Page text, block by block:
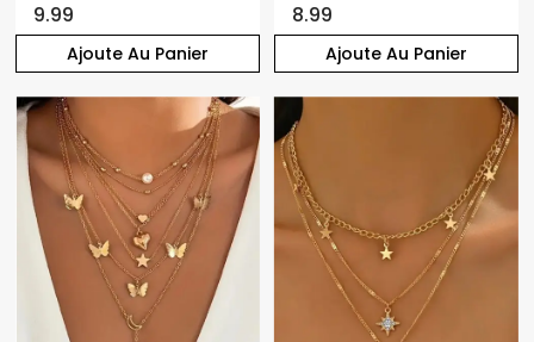
Ajoute Au Panier
9.99
Ajoute Au Panier
8.99